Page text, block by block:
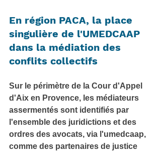
En région PACA, la place
singulière de l'UMEDCAAP
dans la médiation des
conflits collectifs
Sur le périmètre de la Cour d'Appel
d'Aix en Provence, les médiateurs
assermentés sont identifiés par
l'ensemble des juridictions et des
ordres des avocats, via l'umedcaap,
comme des partenaires de justice